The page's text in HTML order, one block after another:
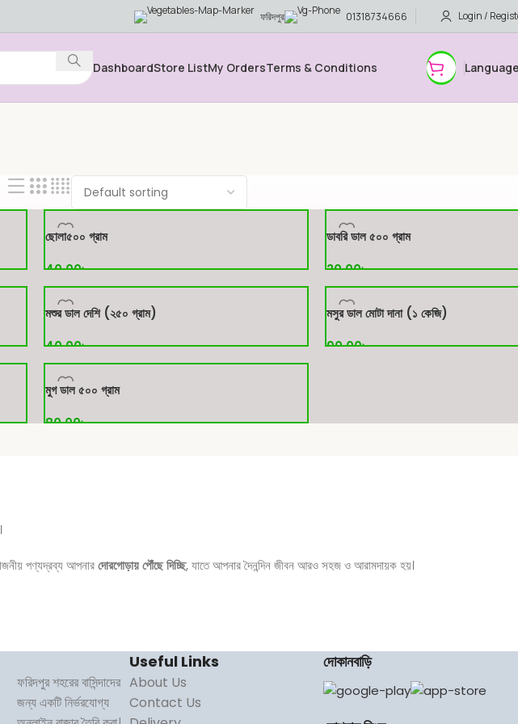
ফরিদপুর 01318734666 Login /
DashboardStore ListMy OrdersTerms & Conditions
ছোলা৫০০ গ্রাম
40.00৳
ক্রয় করুন
ডাবরি ডাল ৫০০ গ্রাম
30.00৳
ক্রয় করুন
মশুর ডাল দেশি (২৫০ গ্রাম)
40.00৳
ক্রয় করুন
মসুর ডাল মোটা দানা (১ কেজি)
90.00৳
মুগ ডাল ৫০০ গ্রাম
80.00৳
পণ্যদ্রব্য আপনারদোরগোড়ায় পৌঁছে দিচ্ছি, যাতে আপনার দৈনন্দিন জীবন আরও সহজ ও আরামদায়ক হয়।
ফরিদপুর শহরের বাসিন্দাদের
জন্য একটি নির্ভরযোগ্য
Useful Links
About Us
Contact Us
দোকানবাড়ি